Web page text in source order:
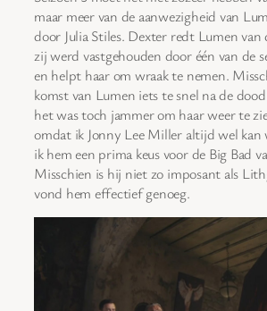
maar meer van de aanwezigheid van
door Julia Stiles. Dexter redt Lumen
zij werd vastgehouden door één van de
en helpt haar om wraak te nemen.
komst van Lumen iets te snel na de
het was toch jammer om haar weer te
omdat ik Jonny Lee Miller altijd wel kan
ik hem een prima keus voor de Big Bad
Misschien is hij niet zo imposant als
vond hem effectief genoeg.